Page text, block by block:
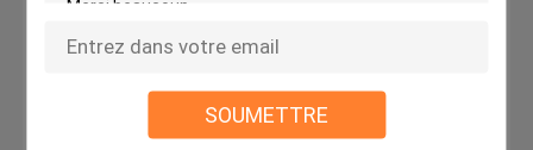
SOUMETTRE
Fabricant de crème glacée commercial
Machine simple de crème glacée de saveur